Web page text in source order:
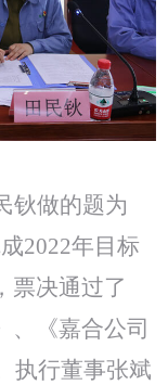
钬做的题为
2022年目标
票决通过了
、《嘉合公司
执行董事张斌